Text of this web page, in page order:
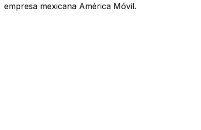
empresa mexicana América Móvil.